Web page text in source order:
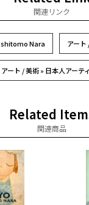
関連リンク
Nara アート
アート / 美術 » 日本人アーテ
Related
関連商品